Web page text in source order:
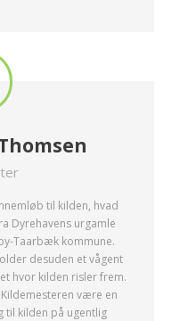
til kilden, hvad
Dyrehavens urgamle
Taarbæk kommune.
desuden et vågent
hvor kilden risler frem.
være en
til kilden på ugentlig